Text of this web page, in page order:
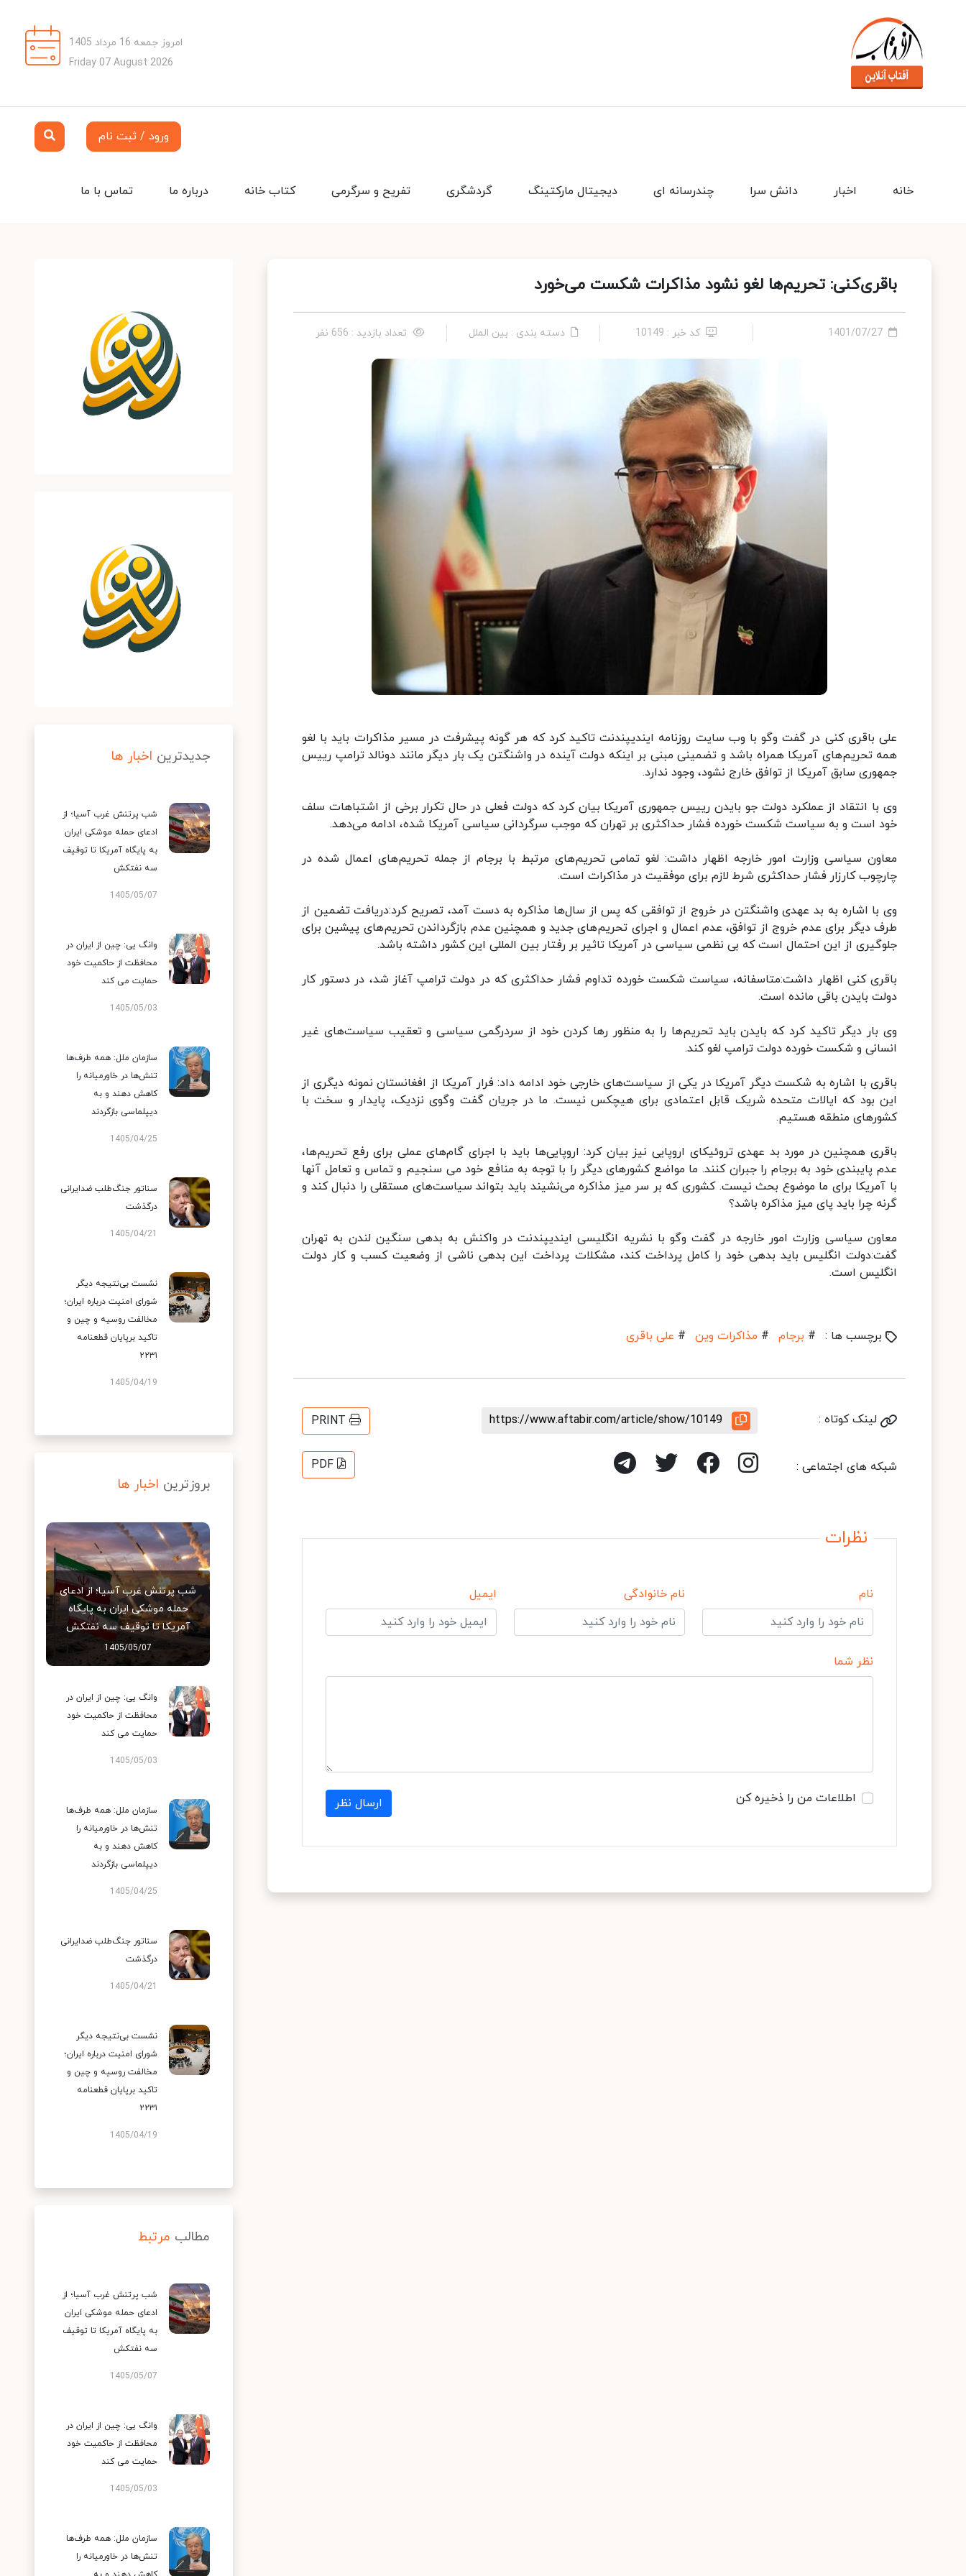
امروز جمعه 16 مرداد 1405
Friday 07 August 2026
ورود / ثبت نام
تماس با ما درباره ما کتاب خانه تفریح و سرگرمی گردشگری دیجیتال مارکتینگ چندرسانه ای دانش سرا اخبار خانه
باقری‌کنی: تحریم‌ها لغو نشود مذاکرات شکست می‌خورد
1401/07/27 کد خبر : 10149 دسته بندی : بین الملل تعداد بازدید : 656 نفر
علی باقری کنی در گفت وگو با وب سایت روزنامه ایندیپندنت تاکید کرد که هر گونه پیشرفت در مسیر مذاکرات باید با لغو
همه تحریم‌های آمریکا همراه باشد و تضمینی مبنی بر اینکه دولت آینده در واشنگتن یک بار دیگر مانند دونالد ترامپ رییس
جمهوری سابق آمریکا از توافق خارج نشود، وجود ندارد.
وی با انتقاد از عملکرد دولت جو بایدن رییس جمهوری آمریکا بیان کرد که دولت فعلی در حال تکرار برخی از اشتباهات سلف
خود است و به سیاست شکست خورده فشار حداکثری بر تهران که موجب سرگردانی سیاسی آمریکا شده، ادامه می‌دهد.
معاون سیاسی وزارت امور خارجه اظهار داشت: لغو تمامی تحریم‌های مرتبط با برجام از جمله تحریم‌های اعمال شده در
چارچوب کارزار فشار حداکثری شرط لازم برای موفقیت در مذاکرات است.
وی با اشاره به بد عهدی واشنگتن در خروج از توافقی که پس از سال‌ها مذاکره به دست آمد، تصریح کرد:دریافت تضمین از
طرف دیگر برای عدم خروج از توافق، عدم اعمال و اجرای تحریم‌های جدید و همچنین عدم بازگرداندن تحریم‌های پیشین برای
جلوگیری از این احتمال است که بی نظمی سیاسی در آمریکا تاثیر بر رفتار بین المللی این کشور داشته باشد.
باقری کنی اظهار داشت:متاسفانه، سیاست شکست خورده تداوم فشار حداکثری که در دولت ترامپ آغاز شد، در دستور کار
دولت بایدن باقی مانده است.
وی بار دیگر تاکید کرد که بایدن باید تحریم‌ها را به منظور رها کردن خود از سردرگمی سیاسی و تعقیب سیاست‌های غیر
انسانی و شکست خورده دولت ترامپ لغو کند.
باقری با اشاره به شکست دیگر آمریکا در یکی از سیاست‌های خارجی خود ادامه داد: فرار آمریکا از افغانستان نمونه دیگری از
این بود که ایالات متحده شریک قابل اعتمادی برای هیچکس نیست. ما در جریان گفت وگوی نزدیک، پایدار و سخت با
کشورهای منطقه هستیم.
باقری همچنین در مورد بد عهدی تروئیکای اروپایی نیز بیان کرد: اروپایی‌ها باید با اجرای گام‌های عملی برای رفع تحریم‌ها،
عدم پایبندی خود به برجام را جبران کنند. ما مواضع کشورهای دیگر را با توجه به منافع خود می سنجیم و تماس و تعامل آنها
با آمریکا برای ما موضوع بحث نیست. کشوری که بر سر میز مذاکره می‌نشیند باید بتواند سیاست‌های مستقلی را دنبال کند و
گرنه چرا باید پای میز مذاکره باشد؟
معاون سیاسی وزارت امور خارجه در گفت وگو با نشریه انگلیسی ایندیپندنت در واکنش به بدهی سنگین لندن به تهران
گفت:دولت انگلیس باید بدهی خود را کامل پرداخت کند، مشکلات پرداخت این بدهی ناشی از وضعیت کسب و کار دولت
انگلیس است.
برچسب ها : # برجام # مذاکرات وین # علی باقری
لینک کوتاه : https://www.aftabir.com/article/show/10149
PRINT
شبکه های اجتماعی : PDF
نظرات
نام نام خانوادگی ایمیل
نظر شما
اطلاعات من را ذخیره کن ارسال نظر
جدیدترین اخبار ها
شب پرتنش غرب آسیا؛ از
ادعای حمله موشکی ایران
به پایگاه آمریکا تا توقیف
سه نفتکش
1405/05/07
وانگ یی: چین از ایران در
محافظت از حاکمیت خود
حمایت می کند
1405/05/03
سازمان ملل: همه طرف‌ها
تنش‌ها در خاورمیانه را
کاهش دهند و به
دیپلماسی بازگردند
1405/04/25
سناتور جنگ‌طلب ضدایرانی
درگذشت
1405/04/21
نشست بی‌نتیجه دیگر
شورای امنیت درباره ایران؛
مخالفت روسیه و چین و
تاکید برپایان قطعنامه
۲۲۳۱
1405/04/19
بروزترین اخبار ها
شب پرتنش غرب آسیا؛ از ادعای
حمله موشکی ایران به پایگاه
آمریکا تا توقیف سه نفتکش
1405/05/07
وانگ یی: چین از ایران در
محافظت از حاکمیت خود
حمایت می کند
1405/05/03
سازمان ملل: همه طرف‌ها
تنش‌ها در خاورمیانه را
کاهش دهند و به
دیپلماسی بازگردند
1405/04/25
سناتور جنگ‌طلب ضدایرانی
درگذشت
1405/04/21
نشست بی‌نتیجه دیگر
شورای امنیت درباره ایران؛
مخالفت روسیه و چین و
تاکید برپایان قطعنامه
۲۲۳۱
1405/04/19
مطالب مرتبط
شب پرتنش غرب آسیا؛ از
ادعای حمله موشکی ایران
به پایگاه آمریکا تا توقیف
سه نفتکش
1405/05/07
وانگ یی: چین از ایران در
محافظت از حاکمیت خود
حمایت می کند
1405/05/03
سازمان ملل: همه طرف‌ها
تنش‌ها در خاورمیانه را